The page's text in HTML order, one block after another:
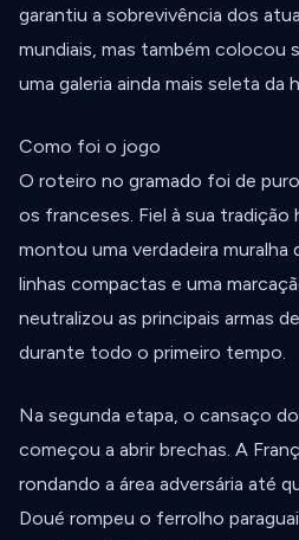
garantiu a sobrevivência dos
mundiais, mas também colocou
uma galeria ainda mais seleta
Como foi o jogo
O roteiro no gramado foi de
os franceses. Fiel à sua tradição
montou uma verdadeira
linhas compactas e uma
neutralizou as principais armas
durante todo o primeiro tempo.
Na segunda etapa, o cansaço
começou a abrir brechas. A
rondando a área adversária até
Doué rompeu o ferrolho